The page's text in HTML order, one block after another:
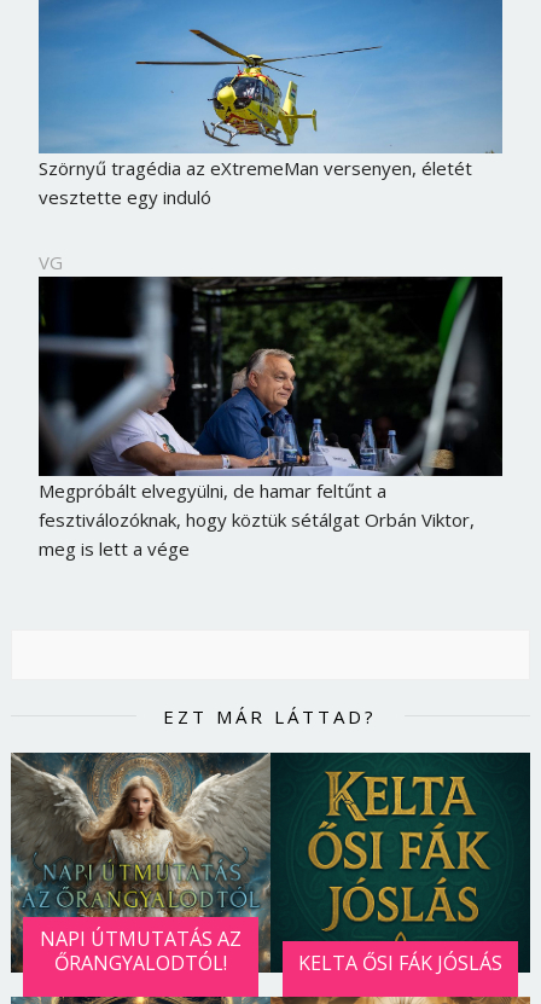
Szörnyű tragédia az eXtremeMan versenyen, életét
vesztette egy induló
VG
Megpróbált elvegyülni, de hamar feltűnt a
fesztiválozóknak, hogy köztük sétálgat Orbán Viktor,
meg is lett a vége
EZT MÁR LÁTTAD?
NAPI ÚTMUTATÁS AZ
ŐRANGYALODTÓL!
KELTA ŐSI FÁK JÓSLÁS